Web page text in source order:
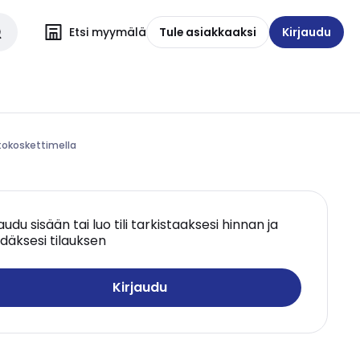
Etsi myymälä Tule asiakkaaksi Kirjaudu
sisään tai luo tili tarkistaaksesi hinnan ja
tilauksen
Kirjaudu